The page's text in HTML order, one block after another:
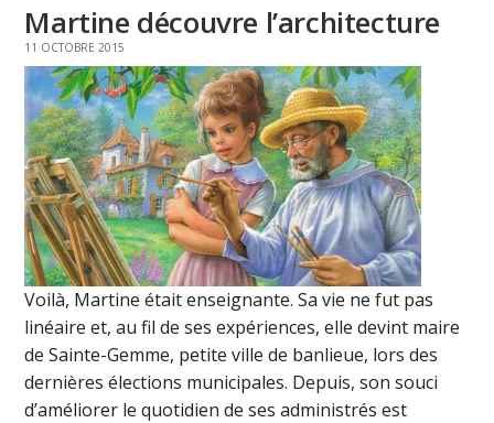
Martine découvre l’architecture
11 OCTOBRE 2015
Voilà, Martine était enseignante. Sa vie ne fut pas
linéaire et, au fil de ses expériences, elle devint maire
de Sainte-Gemme, petite ville de banlieue, lors des
dernières élections municipales. Depuis, son souci
d’améliorer le quotidien de ses administrés est